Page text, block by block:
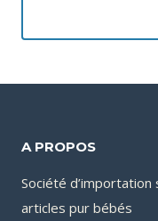
A PROPOS
Société
articles pur bébés